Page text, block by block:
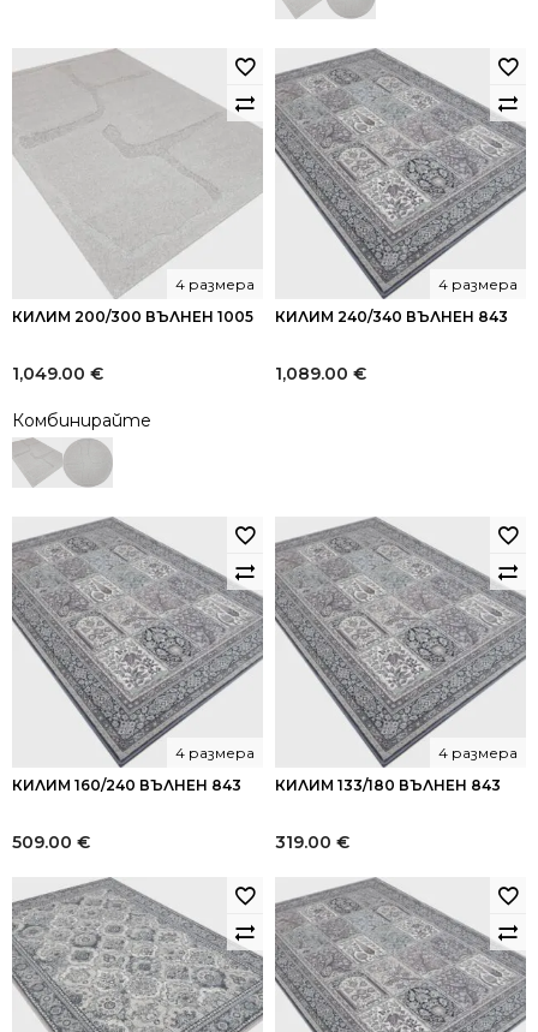
КИЛИМ 200/300 ВЪЛНЕН 1005
4 размера
1,049.00 €
Комбинирайте
КИЛИМ 240/340 ВЪЛНЕН 843
4 размера
1,089.00 €
КИЛИМ 160/240 ВЪЛНЕН 843
4 размера
509.00 €
КИЛИМ 133/180 ВЪЛНЕН 843
4 размера
319.00 €